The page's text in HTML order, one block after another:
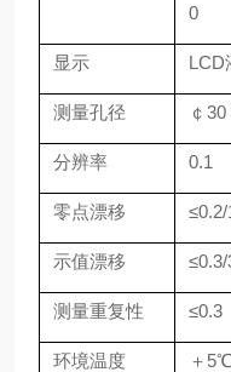
0
显示 LCD
测量孔径 ￠ 30
分辨率 0.1
零点漂移
示值漂移
测量重复性 ≤0.3
环境温度 ＋